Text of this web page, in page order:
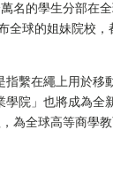
名的學生分部在
全球的姐妹院校
繫在繩上用於移
院」也將成為全
為全球高等商學教